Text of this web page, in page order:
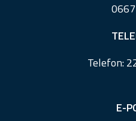
Telefon:
E-